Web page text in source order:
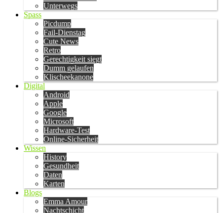
Unterwegs
Spass
Picdump
Fail-Dienstag
Cute News
Retro
Gerechtigkeit siegt
Dumm gelaufen
Klischeekanone
Digital
Android
Apple
Google
Microsoft
Hardware-Test
Online-Sicherheit
Wissen
History
Gesundheit
Daten
Karten
Blogs
Emma Amour
Nachtschicht